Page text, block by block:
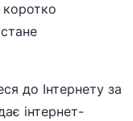
до Інтернету за
інтернет-